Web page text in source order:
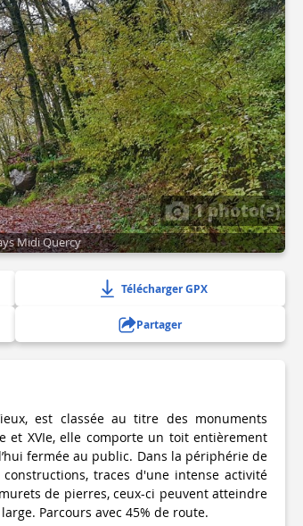
1 photo(s)
Midi Quercy
Télécharger GPX
Partager
est classée au titre des monuments
et XVIe, elle comporte un toit entièrement
fermée au public. Dans la périphérie de
traces d'une intense activité
de pierres, ceux-ci peuvent atteindre
Parcours avec 45% de route.